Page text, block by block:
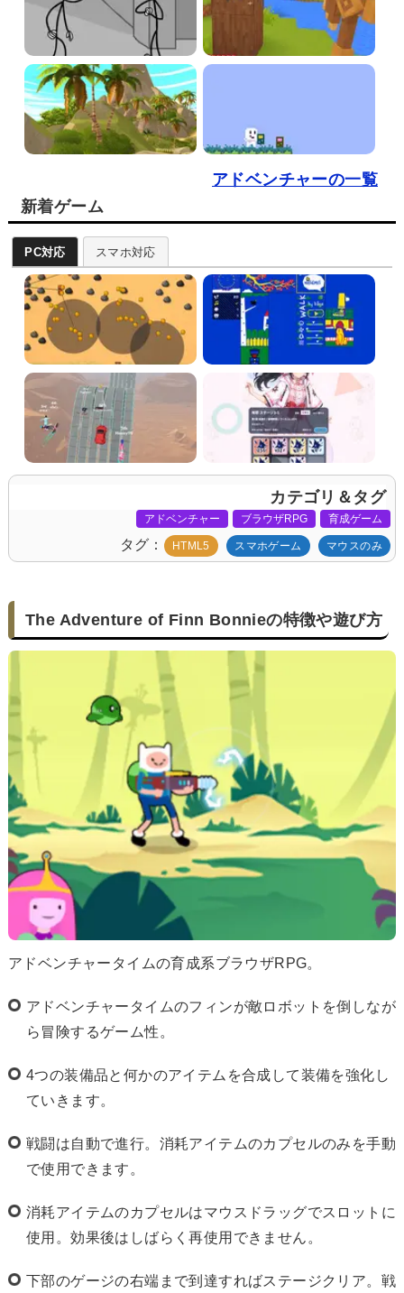
アドベンチャーの一覧
新着ゲーム
PC対応 スマホ対応
カテゴリ＆タグ
アドベンチャー ブラウザRPG 育成ゲーム
タグ HTML5 スマホゲーム マウスのみ
The Adventure of Finn Bonnieの特徴や遊び方
アドベンチャータイムの育成系ブラウザRPG。
アドベンチャータイムのフィンが敵ロボットを倒しなが
ら冒険するゲーム性。
4つの装備品と何かのアイテムを合成して装備を強化し
ていきます。
戦闘は自動で進行。消耗アイテムのカプセルのみを手動
で使用できます。
消耗アイテムのカプセルはマウスドラッグでスロットに
使用。効果後はしばらく再使用できません。
下部のゲージの右端まで到達すればステージクリア。戦